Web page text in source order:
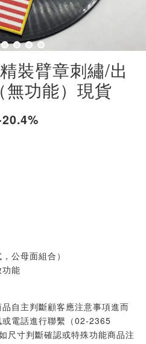
裝臂章刺繡/出
功能）現貨
公母面組合）
能
自主判斷顧客應注意事項進而
電話進行聯繫（02-2365
寸判斷確認或特殊功能商品注